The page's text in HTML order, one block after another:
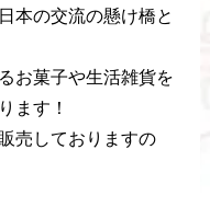
本の交流の懸け橋と
お菓子や生活雑貨を
ます！
売しておりますの